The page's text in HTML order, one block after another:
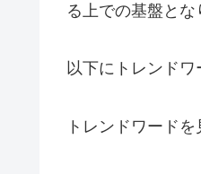
る上での基盤とな
以下にトレンド
トレンドワード